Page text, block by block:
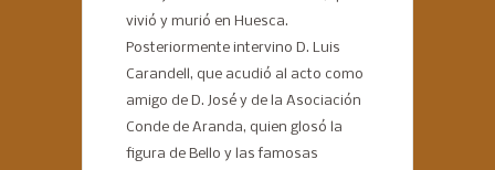
vivió y murió en Huesca.
Posteriormente intervino D. Luis
Carandell, que acudió al acto como
amigo de D. José y de la Asociación
Conde de Aranda, quien glosó la
figura de Bello y las famosas